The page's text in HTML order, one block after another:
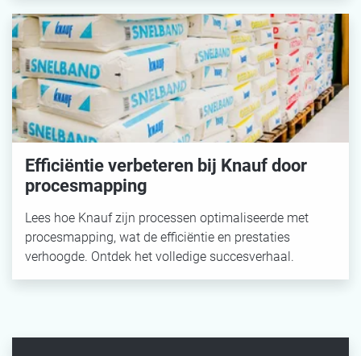
Efficiëntie verbeteren bij Knauf door
procesmapping
Lees hoe Knauf zijn processen optimaliseerde met
procesmapping, wat de efficiëntie en prestaties
verhoogde. Ontdek het volledige succesverhaal.